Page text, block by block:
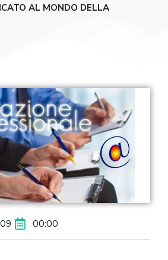
AL MONDO DELLA
00:00